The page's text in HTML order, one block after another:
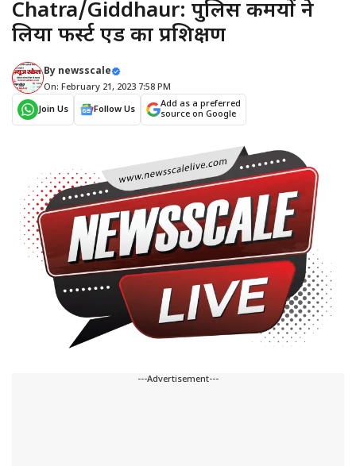
Chatra/Giddhaur: पुलिस कर्मियों ने
लिया फर्स्ट एड का प्रशिक्षण
By newsscale
On: February 21, 2023 7:58 PM
Join Us
Follow Us
Add as a preferred
source on Google
---Advertisement---